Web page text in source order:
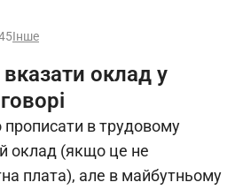
Інше
оклад у
прописати в трудовому
оклад (якщо це не
плата), але в майбутньому